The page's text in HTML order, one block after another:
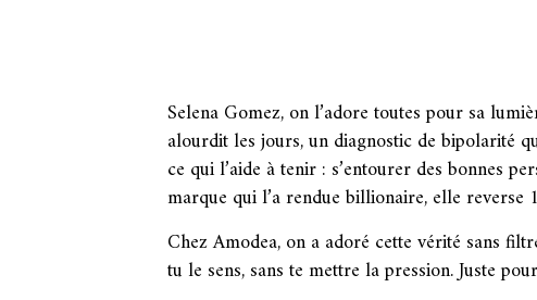
Selena Gomez, on l’adore toutes pour sa
alourdit les jours, un diagnostic de bipolarité
ce qui l’aide à tenir : s’entourer des bonnes
marque qui l’a rendue billionaire, elle reverse
Chez Amodea, on a adoré cette vérité sans
tu le sens, sans te mettre la pression. Juste